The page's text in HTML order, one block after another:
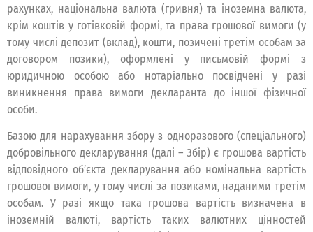
рахунках, національна валюта (гривня) та іноземна валюта,
крім коштів у готівковій формі, та права грошової вимоги (у
тому числі депозит (вклад), кошти, позичені третім особам за
договором позики), оформлені у письмовій формі з
юридичною особою або нотаріально посвідчені у разі
виникнення права вимоги декларанта до іншої фізичної
особи.
Базою для нарахування збору з одноразового (спеціального)
добровільного декларування (далі – Збір) є грошова вартість
відповідного об’єкта декларування або номінальна вартість
грошової вимоги, у тому числі за позиками, наданими третім
особам. У разі якщо така грошова вартість визначена в
іноземній валюті, вартість таких валютних цінностей